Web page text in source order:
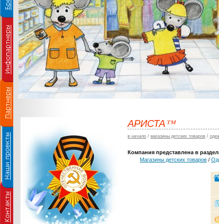
АРИСТА™
в начало / магазины детских товаров /
Компания представлена в
Магазины детских товаров /